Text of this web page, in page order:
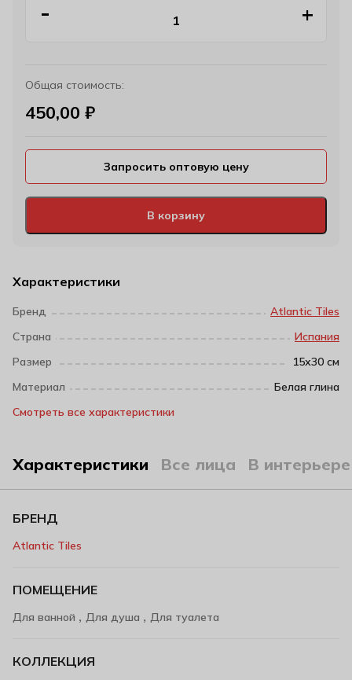
Характеристики
Бренд
Atlantic Tiles
Страна
Испания
Размер
15х30 см
Материал
Белая глина
Смотреть все характеристики
В корзину
Общая стоимость:
450,00 ₽
Запросить оптовую цену
Характеристики Все лица В интерьере
БРЕНД
Atlantic Tiles
ПОМЕЩЕНИЕ
Для ванной , Для душа , Для туалета
КОЛЛЕКЦИЯ